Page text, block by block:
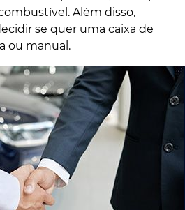
Além disso,
se quer uma caixa de
ou manual.